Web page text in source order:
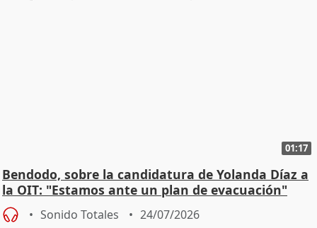
01:17
Bendodo, sobre la candidatura de Yolanda Díaz a
la OIT: "Estamos ante un plan de evacuación"
Sonido Totales 24/07/2026